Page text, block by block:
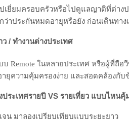
ง “ลืมทำประกันก่อนออกเดินทาง”
ประเทศรายปีเหมาะกับใครบ้าง ?
าคาเฉลี่ยสูงกว่ารายเที่ยว แต่เมื่อพิจา
นต่างประเทศบ่อย
รจาธุรกิจ หรือเข้า–ออกประเทศเพื่อ
อาจสูงกว่าแผนรายปีหลายเท่า ประกันเ